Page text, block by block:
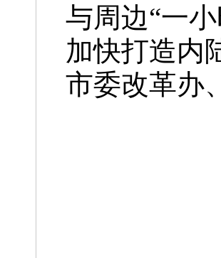
与周边“一
加快打造内
市委改革办